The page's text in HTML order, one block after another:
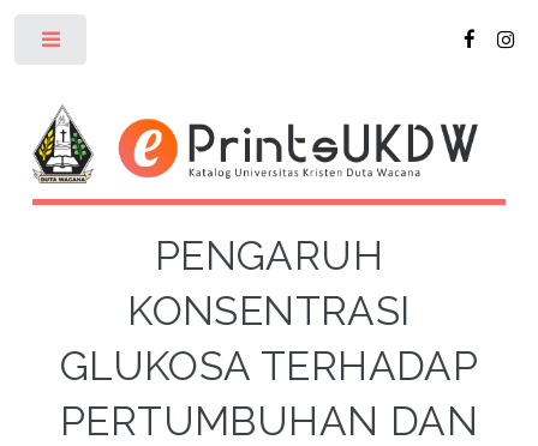
PENGARUH
KONSENTRASI
GLUKOSA TERHADAP
PERTUMBUHAN DAN